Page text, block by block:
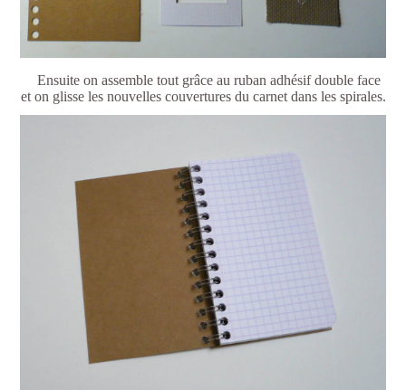
Ensuite on assemble tout grâce au ruban adhésif double face
et on glisse les nouvelles couvertures du carnet dans les spirales.